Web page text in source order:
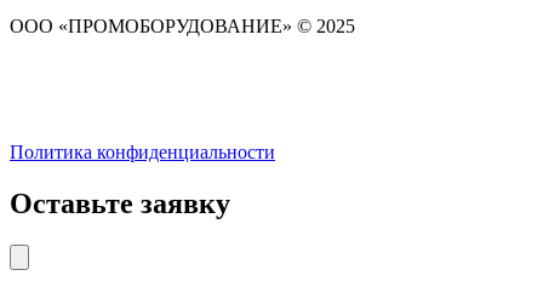
ООО «ПРОМОБОРУДОВАНИЕ» © 2025
Политика конфиденциальности
Оставьте заявку